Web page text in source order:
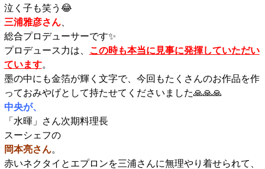
泣く子も笑う😂
三浦雅彦さん、
総合プロデューサーです✨️
プロデュース力は、 この時も本当に見事に発揮していただい
ています。
墨の中にも金箔が輝く文字で、今回もたくさんのお作品を作
っておみやげとして持たせてくださいました🙏🙏🙏
中央が、
「水暉」さん次期料理長
スーシェフの
岡本亮さん。
赤いネクタイとエプロンを三浦さんに無理やり着せられて、